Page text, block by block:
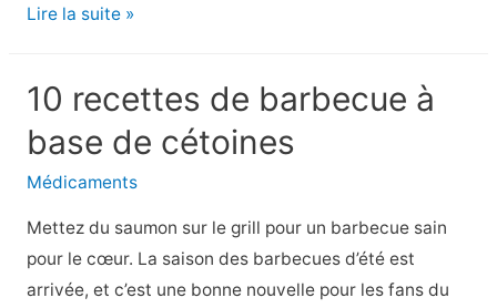
6
la
gueule
qui
fonctionnent
réellement
Lire la suite »
10 recettes de barbecue à
base de cétoines
Médicaments
Mettez du saumon sur le grill pour un barbecue sain
pour le cœur. La saison des barbecues d’été est
arrivée, et c’est une bonne nouvelle pour les fans du